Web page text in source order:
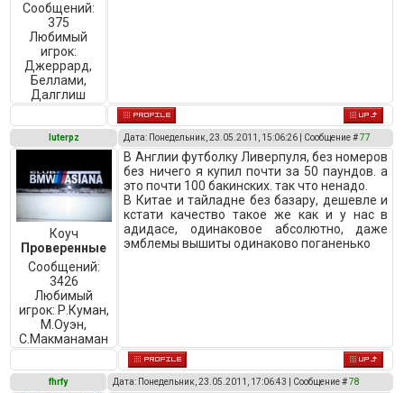
Сообщений:
375
Любимый
игрок:
Джеррард,
Беллами,
Далглиш
luterpz Дата: Понедельник, 23.05.2011, 15:06:26 | Сообщение #77
Коуч
Проверенные
Сообщений:
3426
Любимый
игрок: Р.Куман,
М.Оуэн,
C.Макманаман
В Англии футболку Ливерпуля, без номеров
без ничего я купил почти за 50 паундов. а
это почти 100 бакинских. так что ненадо.
В Китае и тайладне без базару, дешевле и
кстати качество такое же как и у нас в
адидасе, одинаковое абсолютно, даже
эмблемы вышиты одинаково поганенько
fhrfy Дата: Понедельник, 23.05.2011, 17:06:43 | Сообщение #78